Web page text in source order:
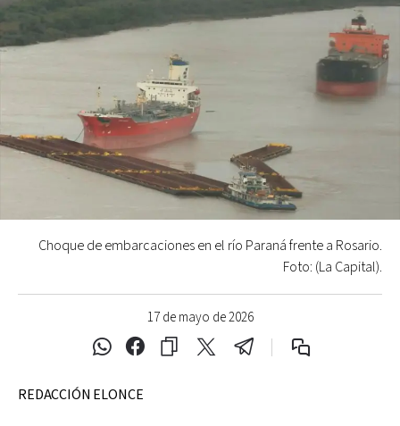
17 de mayo de 2026
Choque de embarcaciones en el río Paraná frente a Rosario.
Foto: (La Capital).
REDACCIÓN ELONCE